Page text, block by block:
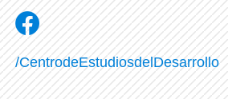
/CentrodeEstudiosdelDesarrollo